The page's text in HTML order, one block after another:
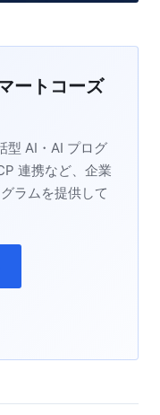
ートコーズ
型 AI・AI プログ
連携など、企業
ラムを提供して